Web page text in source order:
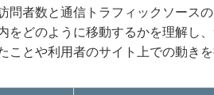
問者数と通信トラフィックソース
をどのように移動するかを理解し
ことや利用者のサイト上での動き